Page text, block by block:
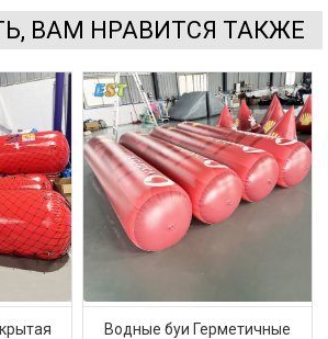
ВАМ НРАВИТСЯ ТАКЖЕ
Водные буи Герметичные